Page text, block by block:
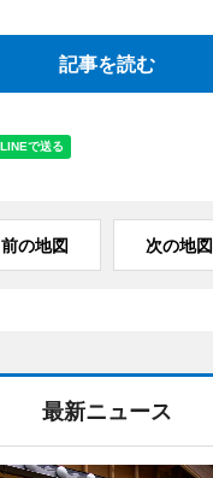
記事を読む
前の地図 次の地図
最新ニュース